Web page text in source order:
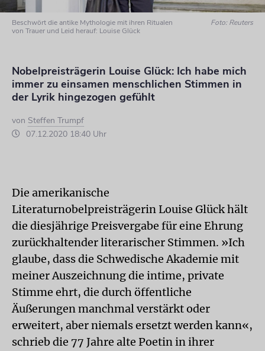
Beschwört die antike Mythologie mit ihren Ritualen
von Trauer und Leid herauf: Louise Glück
Foto: Reuters
Nobelpreisträgerin Louise Glück: Ich habe mich
immer zu einsamen menschlichen Stimmen in
der Lyrik hingezogen gefühlt
von Steffen Trumpf
07.12.2020 18:40 Uhr
Die amerikanische
Literaturnobelpreisträgerin Louise Glück hält
die diesjährige Preisvergabe für eine Ehrung
zurückhaltender literarischer Stimmen. »Ich
glaube, dass die Schwedische Akademie mit
meiner Auszeichnung die intime, private
Stimme ehrt, die durch öffentliche
Äußerungen manchmal verstärkt oder
erweitert, aber niemals ersetzt werden kann«,
schrieb die 77 Jahre alte Poetin in ihrer